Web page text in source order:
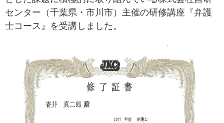
センター（千葉県・市川市）主催の研修講座『弁護
士コース』を受講しました。